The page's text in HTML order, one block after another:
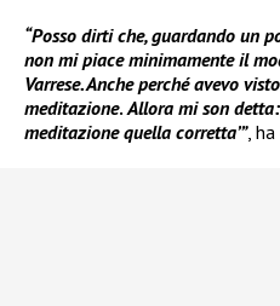
“Posso dirti che, guardando un
non mi piace minimamente il
Varrese. Anche perché avevo
meditazione. Allora mi son
meditazione quella corretta’”,